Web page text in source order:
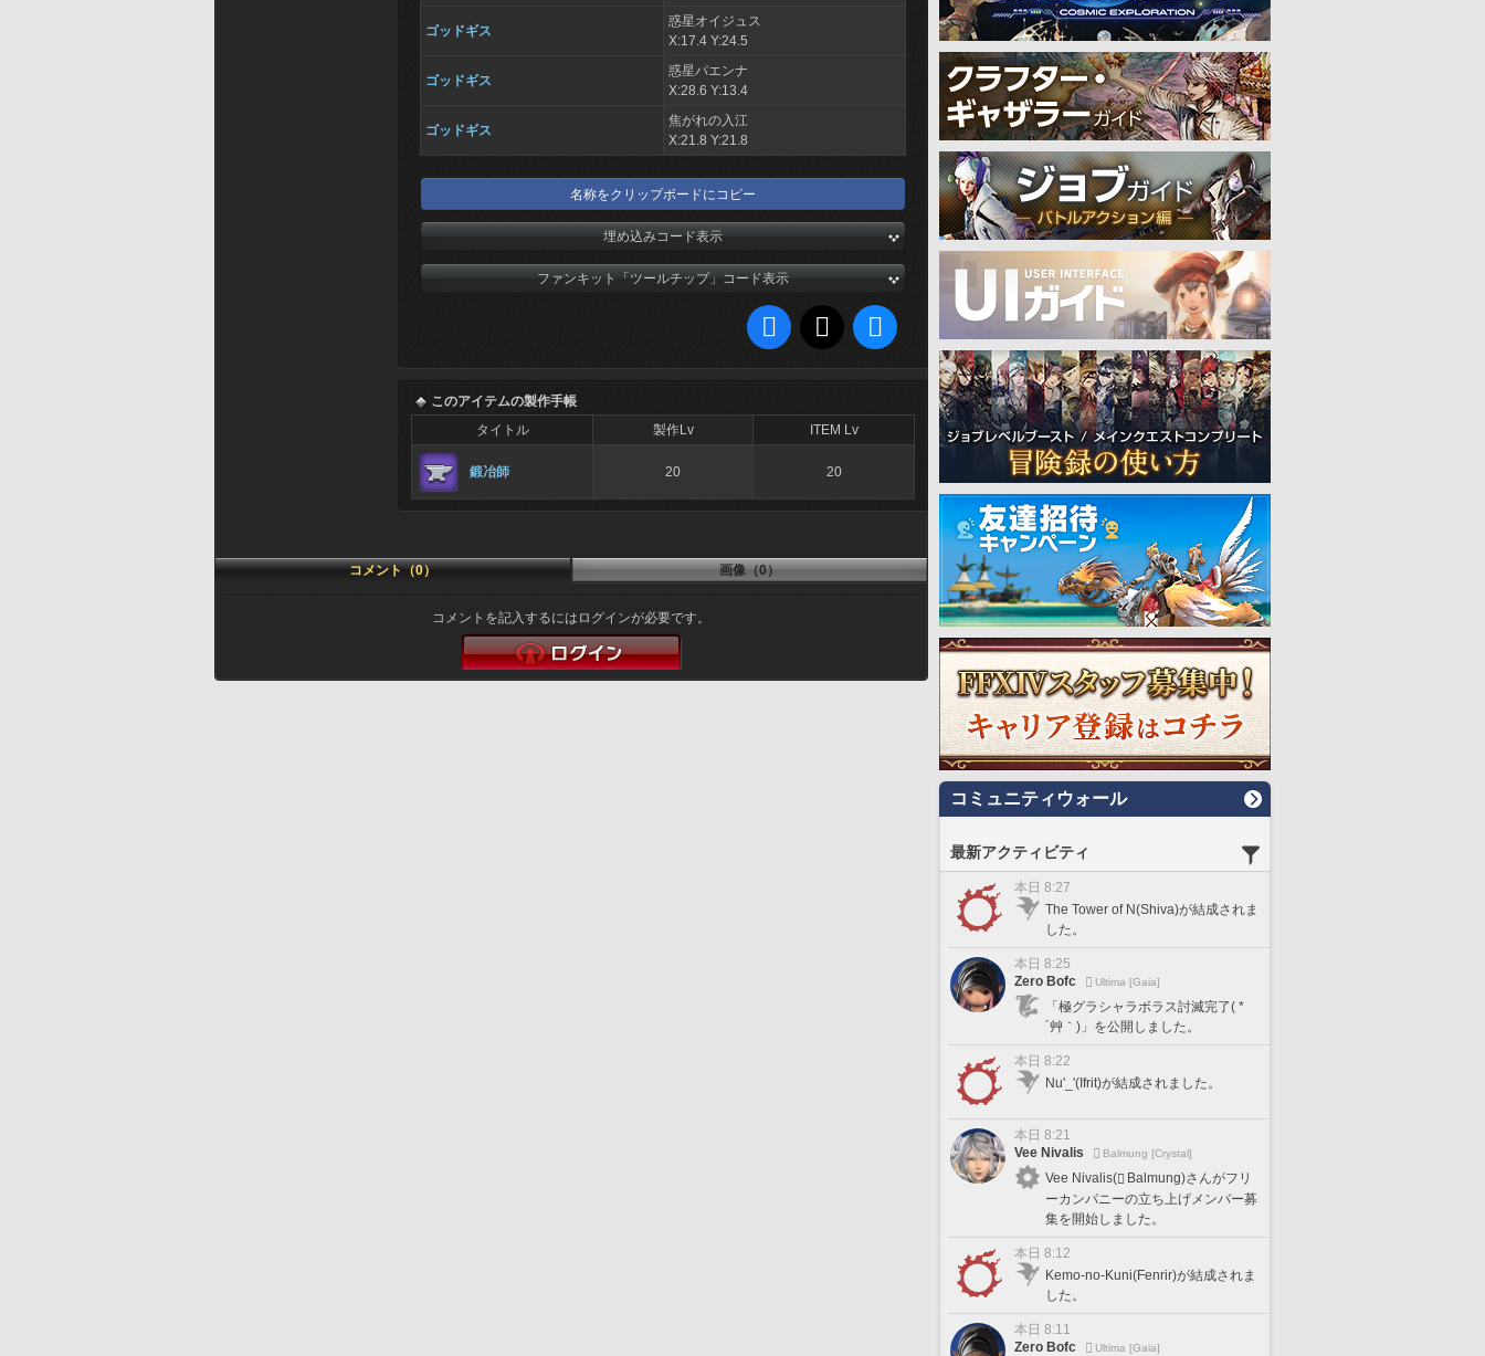
ゴッドギス
惑星オイジュス
X:17.4 Y:24.5
ゴッドギス
惑星パエンナ
X:28.6 Y:13.4
ゴッドギス
焦がれの入江
X:21.8 Y:21.8
名称をクリップボードにコピー
埋め込みコード表示
ファンキット「ツールチップ」コード表示
このアイテムの製作手帳
タイトル
製作Lv ITEM Lv
鍛冶師 20 20
コメント（0） 画像（0）
コメントを記入するにはログインが必要です。
コミュニティウォール
最新アクティビティ
本日 8:27
The Tower of N(Shiva)が結成されま
した。
本日 8:25
Zero Bofc
Ultima [Gaia]
「極グラシャラボラス討滅完了( *
´艸｀)」を公開しました。
本日 8:22
Nu'_'(Ifrit)が結成されました。
本日 8:21
Vee Nivalis
Balmung [Crystal]
Vee Nivalis(
Balmung)さんがフリ
ーカンパニーの立ち上げメンバー募
集を開始しました。
本日 8:12
Kemo-no-Kuni(Fenrir)が結成されま
した。
本日 8:11
Zero Bofc
Ultima [Gaia]